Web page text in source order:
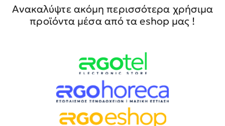
Ανακαλύψτε ακόμη περισσότερα χρήσιμα
προϊόντα μέσα από τα eshop μας !